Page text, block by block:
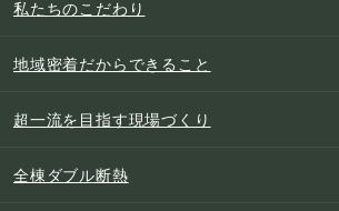
私たちのこだわり
地域密着だからできること
超一流を目指す現場づくり
全棟ダブル断熱